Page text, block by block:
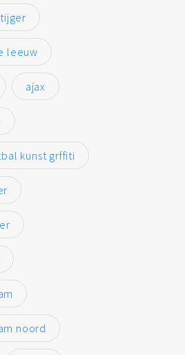
leeuw
ajax
kunst grffiti
noord